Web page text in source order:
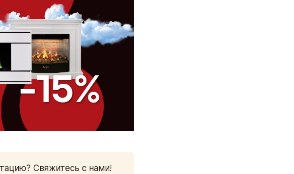
Свяжитесь с нами!